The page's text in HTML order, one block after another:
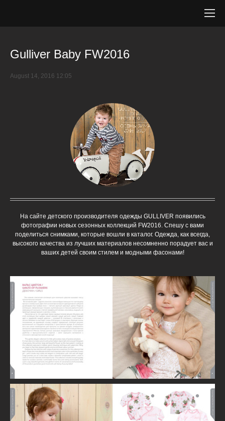
Gulliver Baby FW2016
August 14, 2016 12:05
На сайте детского производителя одежды GULLIVER появились
фотографии новых сезонных коллекций FW2016. Спешу с вами
поделиться снимками, которые вошли в каталог. Одежда, как всегда,
высокого качества из лучших материалов несомненно порадует вас и
ваших детей своим стилем и модными фасонами!